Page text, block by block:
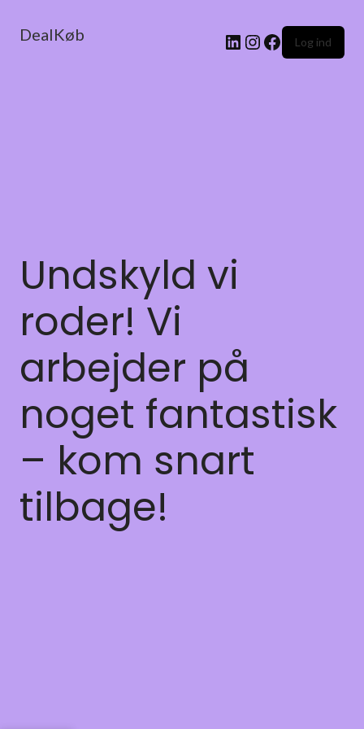
DealKøb Log ind
Undskyld vi
roder! Vi
arbejder på
noget fantastisk
– kom snart
tilbage!